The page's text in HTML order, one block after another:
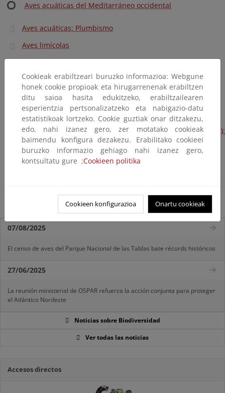
Aves acuáticas del Meditarráneo occidental
Aves acuáticas: Plumbismo
Aves limícolas
Aves marinas: Atlas de Baleares
Cerceta pardilla (Marmaronetta angustirostris)
Malvasía (Oxyura leucocephala)
Cigüeña negra (Ciconia nigra). Inventario
Cigüeñas blanca (Ciconia ciconia) y negra (C. nigra):
selección de hábitats
Flamencos (Phoenicopterus ruber) de Fuente de Piedra
Alondra Ricotí
07/08/2025
El censo de aves del Parque Nacional de las Tablas bate récords históricos
27/06/2025
La reunión ministerial de OSPAR refuerza la acción conjunta para proteger
el Atlántico Nordeste
Noticias sobre Biodiversidad
Ver todas las noticias
Accesos directos
Cookieak erabiltzeari buruzko informazioa: Webgune
honek cookie propioak eta hirugarrenenak erabiltzen
ditu saioa hasita edukitzeko, erabiltzailearen
esperientzia pertsonalizatzeko eta nabigazio-datu
estatistikoak lortzeko. Cookie guztiak onar ditzakezu,
edo, nahi izanez gero, zer motatako cookieak
baimendu konfigura dezakezu. Erabilitako cookieei
buruzko informazio gehiago nahi izanez gero,
kontsultatu gure ;Cookieen politika
Cookieen konfigurazioa Onartu cookieak